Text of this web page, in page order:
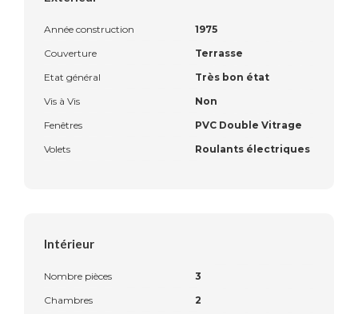
Année construction
1975
Couverture
Terrasse
Etat général
Très bon état
Vis à Vis
Non
Fenêtres
PVC Double Vitrage
Volets
Roulants électriques
Intérieur
Nombre pièces
3
Chambres
2